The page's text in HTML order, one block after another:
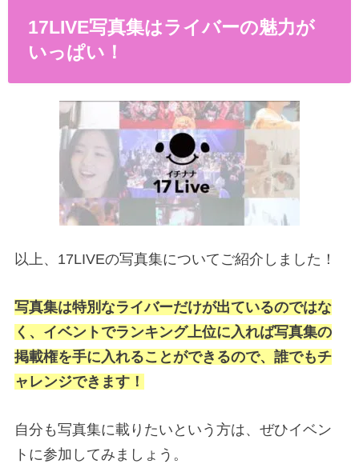
17LIVE写真集はライバーの魅力が
いっぱい！
以上、17LIVEの写真集についてご紹介しました！
写真集は特別なライバーだけが出ているのではな
く、イベントでランキング上位に入れば写真集の
掲載権を手に入れることができるので、誰でもチ
ャレンジできます！
自分も写真集に載りたいという方は、ぜひイベン
トに参加してみましょう。